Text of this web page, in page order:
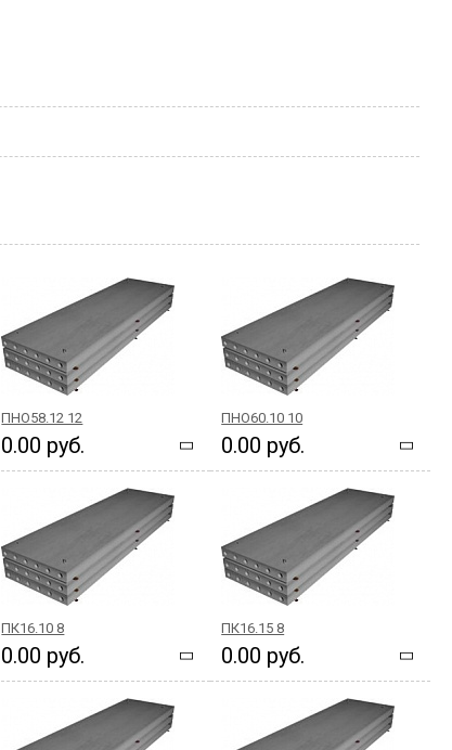
ПНО58.12 12
0.00 руб.
ПНО60.10 10
0.00 руб.
ПК16.10 8
0.00 руб.
ПК16.15 8
0.00 руб.